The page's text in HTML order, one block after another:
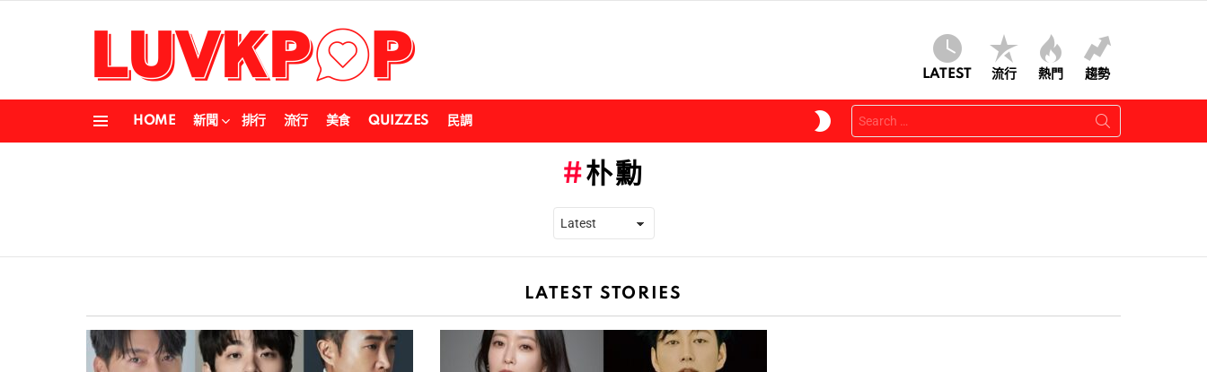
LATEST 流行 熱門 趨勢
HOME 新聞 排行 流行 美食 QUIZZES 民調
SKIN
Search
for:
朴勳
LATEST STORIES